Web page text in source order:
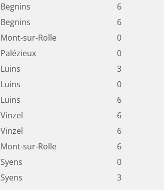
Begnins 6
Begnins 6
Mont-sur-Rolle 0
Palézieux 0
Luins 3
Luins 0
Luins 6
Vinzel 6
Vinzel 6
Mont-sur-Rolle 6
Syens 0
Syens 3